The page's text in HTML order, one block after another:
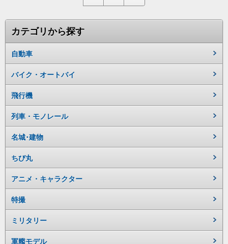
カテゴリから探す
自動車
バイク・オートバイ
飛行機
列車・モノレール
名城･建物
ちび丸
アニメ・キャラクター
特撮
ミリタリー
軍艦モデル